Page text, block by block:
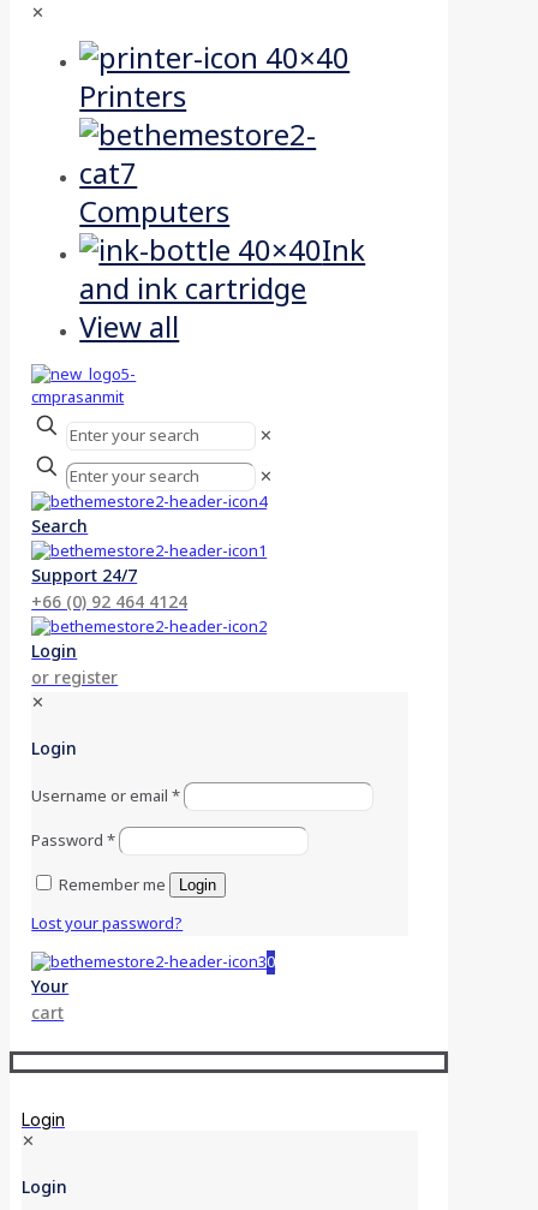
✕
Printers
Computers
Ink
and ink cartridge
View all
✕
✕
Search
Support 24/7
+66 (0) 92 464 4124
Login
or register
✕
Login
Username or email*
Password*
Remember me
Login
Lost your password?
0
Your
cart
Login
✕
Login